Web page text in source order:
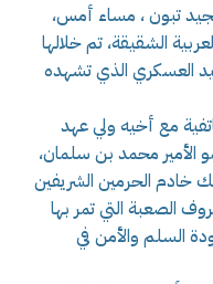
تبون ، مساء أمس،
الشقيقة، تم خلالها
العسكري الذي تشهده
مع أخيه ولي عهد
الأمير محمد بن سلمان،
خادم الحرمين الشريفين
الصعبة التي تمر بها
السلم والأمن في